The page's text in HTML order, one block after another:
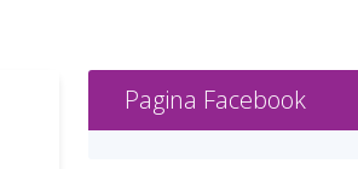
Pagina Facebook